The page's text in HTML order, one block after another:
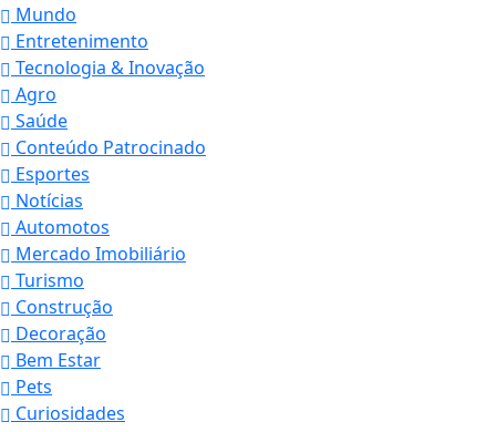
Mundo
Entretenimento
Tecnologia & Inovação
Agro
Saúde
Conteúdo Patrocinado
Esportes
Notícias
Automotos
Mercado Imobiliário
Turismo
Construção
Decoração
Bem Estar
Pets
Curiosidades